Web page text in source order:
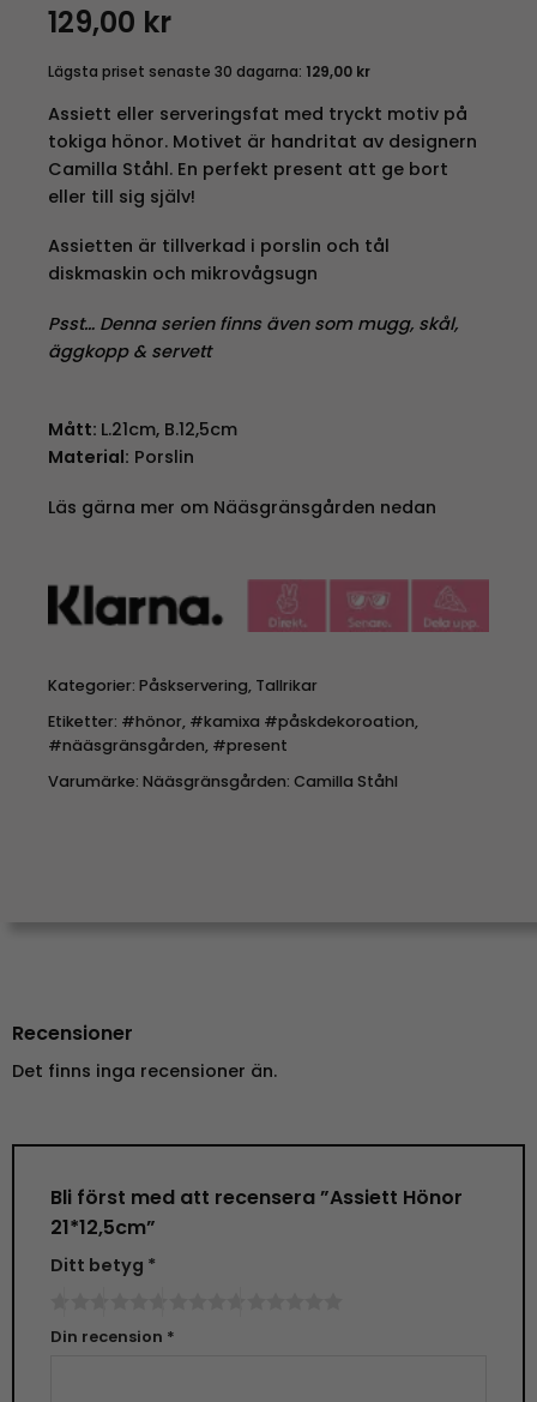
129,00 kr
Lägsta priset senaste 30 dagarna: 129,00 kr
Assiett eller serveringsfat med tryckt motiv på
tokiga hönor. Motivet är handritat av designern
Camilla Ståhl. En perfekt present att ge bort
eller till sig själv!
Assietten är tillverkad i porslin och tål
diskmaskin och mikrovågsugn
Psst… Denna serien finns även som mugg, skål,
äggkopp & servett
Mått: L.21cm, B.12,5cm
Material: Porslin
Läs gärna mer om Nääsgränsgården nedan
Kategorier: Påskservering, Tallrikar
Etiketter: #hönor, #kamixa #påskdekoroation,
#nääsgränsgården, #present
Varumärke: Nääsgränsgården: Camilla Ståhl
Recensioner
Det finns inga recensioner än.
Bli först med att recensera ”Assiett Hönor
21*12,5cm”
Ditt betyg *
Din recension *